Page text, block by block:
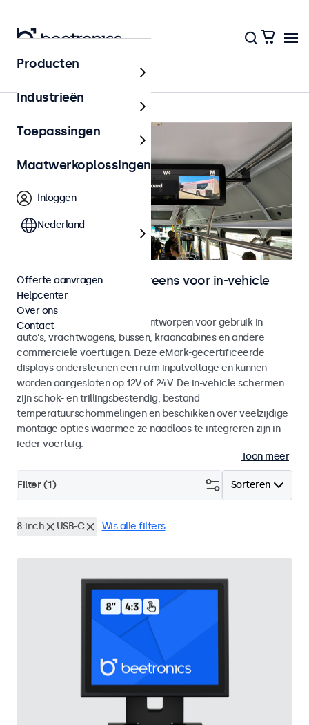
In-vehicle
Monitoren en touchscreens voor in-vehicle
gebruik
Monitoren en touchscreens ontworpen voor gebruik in
auto's, vrachtwagens, bussen, kraancabines en andere
commerciele voertuigen. Deze eMark-gecertificeerde
displays ondersteunen een ruim inputvoltage en kunnen
worden aangesloten op 12V of 24V. De in-vehicle schermen
zijn schok- en trillingsbestendig, bestand
temperatuurschommelingen en beschikken over veelzijdige
montage opties waarmee ze naadloos te integreren zijn in
ieder voertuig.
Toon meer
Sorteren
Filter (1)
8 inch USB-C Wis alle filters
Producten
Industrieën
Toepassingen
Maatwerkoplossingen
Inloggen
Nederland
Offerte aanvragen
Helpcenter
Over ons
Contact